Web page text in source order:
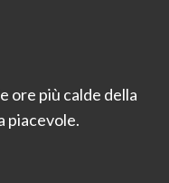
ore più calde della
piacevole.